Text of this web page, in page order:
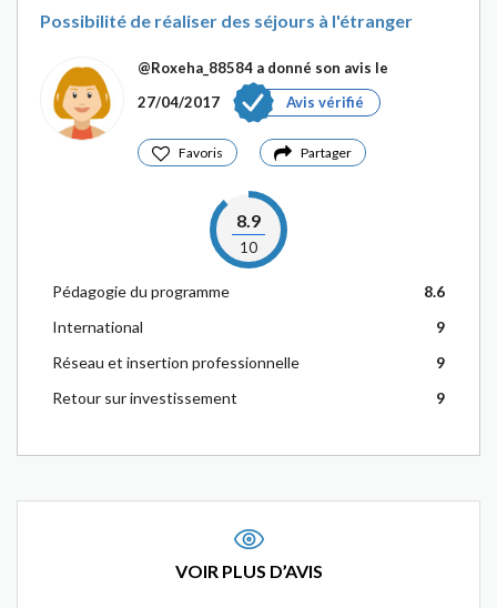
Possibilité de réaliser des séjours à l'étranger
@Roxeha_88584 a donné son avis le
27/04/2017
Avis vérifié
Favoris Partager
8.9
10
Pédagogie du programme
8.6
International
9
Réseau et insertion professionnelle
9
Retour sur investissement
9
VOIR PLUS D’AVIS